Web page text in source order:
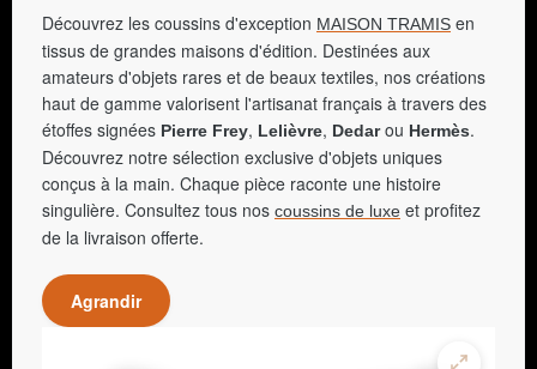
Découvrez les coussins d'exception MAISON TRAMIS en
tissus de grandes maisons d'édition. Destinées aux
amateurs d'objets rares et de beaux textiles, nos créations
haut de gamme valorisent l'artisanat français à travers des
étoffes signées Pierre Frey, Lelièvre, Dedarou Hermès.
Découvrez notre sélection exclusive d'objets uniques
conçus à la main. Chaque pièce raconte une histoire
singulière. Consultez tous nos coussins de luxe et profitez
de la livraison offerte.
Agrandir